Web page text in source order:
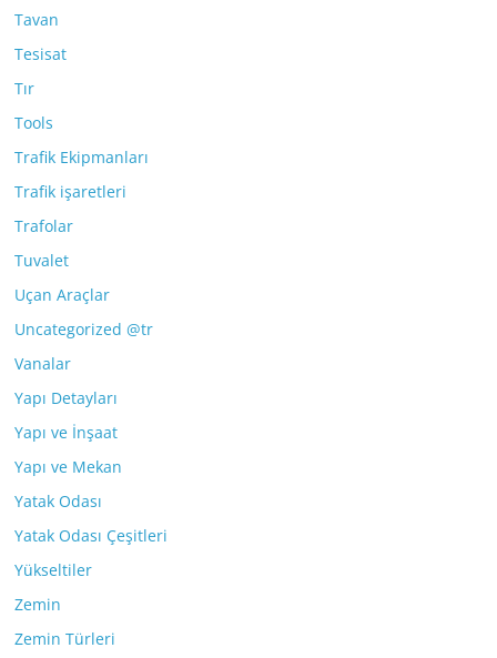
Tavan
Tesisat
Tır
Tools
Trafik Ekipmanları
Trafik işaretleri
Trafolar
Tuvalet
Uçan Araçlar
Uncategorized @tr
Vanalar
Yapı Detayları
Yapı ve İnşaat
Yapı ve Mekan
Yatak Odası
Yatak Odası Çeşitleri
Yükseltiler
Zemin
Zemin Türleri